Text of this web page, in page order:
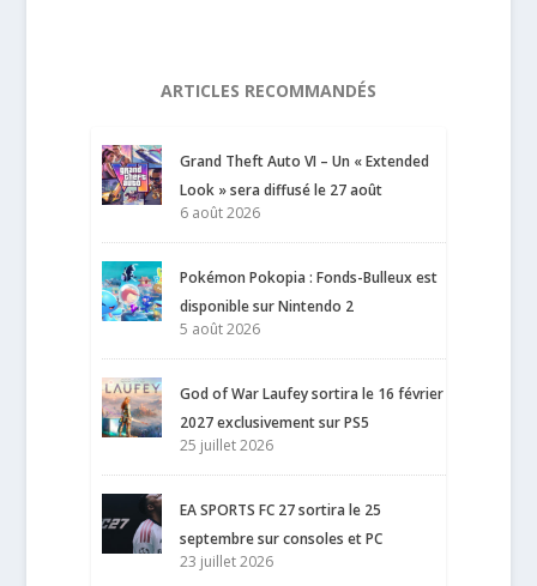
ARTICLES RECOMMANDÉS
Grand Theft Auto VI – Un « Extended
Look » sera diffusé le 27 août
6 août 2026
Pokémon Pokopia : Fonds-Bulleux est
disponible sur Nintendo 2
5 août 2026
God of War Laufey sortira le 16 février
2027 exclusivement sur PS5
25 juillet 2026
EA SPORTS FC 27 sortira le 25
septembre sur consoles et PC
23 juillet 2026